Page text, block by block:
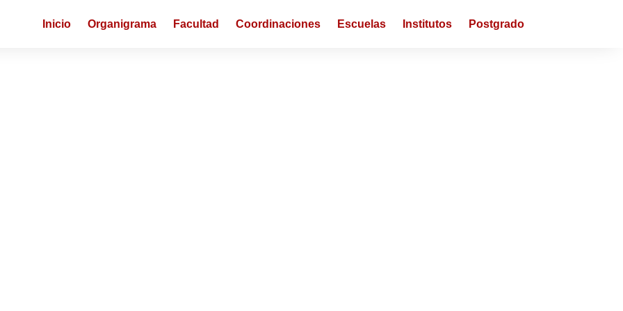
Inicio Organigrama Facultad Coordinaciones Escuelas Institutos Postgrado